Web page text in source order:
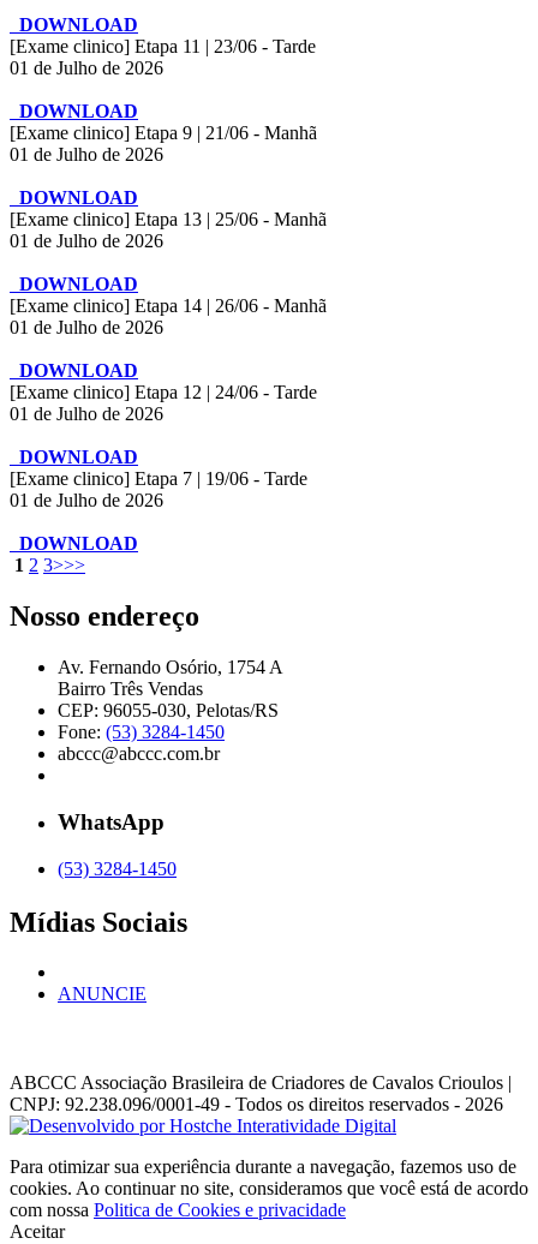
DOWNLOAD
[Exame clinico] Etapa 11 | 23/06 - Tarde
01 de Julho de 2026
DOWNLOAD
[Exame clinico] Etapa 9 | 21/06 - Manhã
01 de Julho de 2026
DOWNLOAD
[Exame clinico] Etapa 13 | 25/06 - Manhã
01 de Julho de 2026
DOWNLOAD
[Exame clinico] Etapa 14 | 26/06 - Manhã
01 de Julho de 2026
DOWNLOAD
[Exame clinico] Etapa 12 | 24/06 - Tarde
01 de Julho de 2026
DOWNLOAD
[Exame clinico] Etapa 7 | 19/06 - Tarde
01 de Julho de 2026
DOWNLOAD
1 2 3>>>
Nosso endereço
Av. Fernando Osório, 1754 A
Bairro Três Vendas
CEP: 96055-030, Pelotas/RS
Fone: (53) 3284-1450
abccc@abccc.com.br
WhatsApp
(53) 3284-1450
Mídias Sociais
ANUNCIE
ABCCC Associação Brasileira de Criadores de Cavalos Crioulos |
CNPJ: 92.238.096/0001-49 - Todos os direitos reservados - 2026
Para otimizar sua experiência durante a navegação, fazemos uso de
cookies. Ao continuar no site, consideramos que você está de acordo
com nossa Politica de Cookies e privacidade
Aceitar